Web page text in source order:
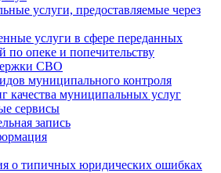
услуги, предоставляемые через
услуги в сфере переданных
по опеке и попечительству
СВО
муниципального контроля
качества муниципальных услуг
сервисы
запись
о типичных юридических ошибках